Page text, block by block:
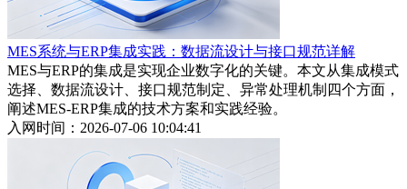
MES系统与ERP集成实践：数据流设计与接口规范详解
MES与ERP的集成是实现企业数字化的关键。本文从集成模式
选择、数据流设计、接口规范制定、异常处理机制四个方面，
阐述MES-ERP集成的技术方案和实践经验。
入网时间：2026-07-06 10:04:41